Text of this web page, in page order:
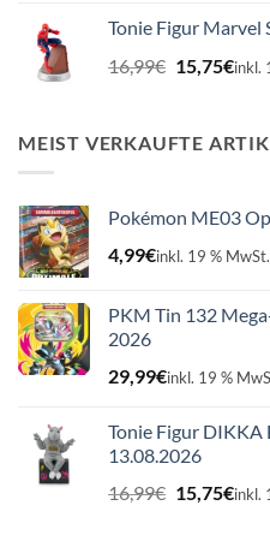
16,99€
Tonie Figur Marvel
16,99€
Preis
16,99€
15,75€inkl.
MEIST VERKAUFTE
Pokémon ME03
4,99€inkl. 19 % MwSt.
PKM Tin 132
2026
29,99€inkl. 19 %
Tonie Figur DIKKA
13.08.2026
16,99€
Preis
15,75€inkl.